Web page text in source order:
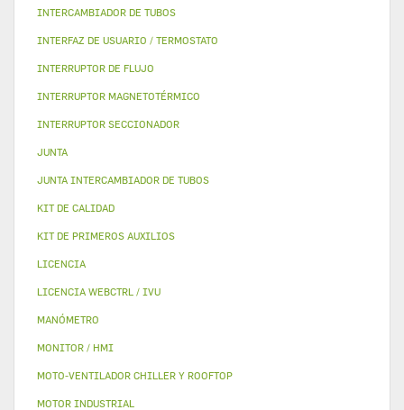
INTERCAMBIADOR DE TUBOS
INTERFAZ DE USUARIO / TERMOSTATO
INTERRUPTOR DE FLUJO
INTERRUPTOR MAGNETOTÉRMICO
INTERRUPTOR SECCIONADOR
JUNTA
JUNTA INTERCAMBIADOR DE TUBOS
KIT DE CALIDAD
KIT DE PRIMEROS AUXILIOS
LICENCIA
LICENCIA WEBCTRL / IVU
MANÓMETRO
MONITOR / HMI
MOTO-VENTILADOR CHILLER Y ROOFTOP
MOTOR INDUSTRIAL